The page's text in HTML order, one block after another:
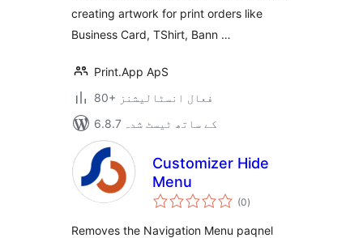
creating artwork for print orders like
Business Card, TShirt, Bann …
Print.App ApS
80+ فعال انسٹالیشنز
6.8.7 کے ساتھ ٹیسٹ شدہ
Customizer Hide
Menu
(0مجموعی
درجہ
)
Removes the Navigation Menu paqnel